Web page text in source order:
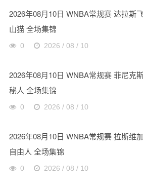
2026年08月10日 WNBA常规赛 达拉斯
山猫 全场集锦
0 2026 / 08 / 10
2026年08月10日 WNBA常规赛 菲尼克
秘人 全场集锦
0 2026 / 08 / 10
2026年08月10日 WNBA常规赛 拉斯维
自由人 全场集锦
0 2026 / 08 / 10